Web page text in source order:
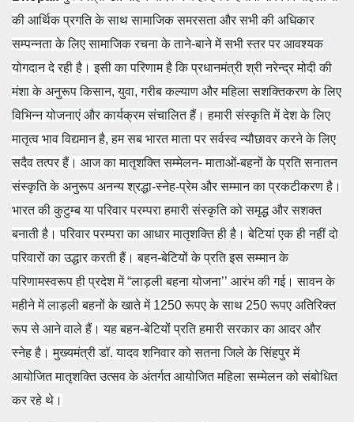
की आर्थिक प्रगति के साथ सामाजिक समरसता और सभी की अधिकार
सम्पन्नता के लिए सामाजिक रचना के ताने-बाने में सभी स्तर पर आवश्यक
योगदान दे रही है। इसी का परिणामहै कि प्रधानमंत्री श्री नरेन्द्र मोदी की
मंशा के अनुरूप किसान, युवा, गरीब कल्याण और महिला सशक्तिकरण के लिए
विभिन्न योजनाएं और कार्यक्रम संचालित हैं। हमारी संस्कृति में देश के लिए
मातृत्व भाव विद्यमान है, हम सब भारत माता पर सर्वस्व न्यौछावर करने के लिए
सदैव तत्पर हैं। आज का मातृशक्ति सम्मेलन- माताओं-बहनों के प्रति सनातन
संस्कृति के अनुरूप अनन्य श्रद्धा-स्नेह-प्रेम और सम्मान का प्रकटीकरण है।
भारत की कुटुम्ब या परिवार परम्परा हमारी संस्कृति को समृद्ध और सशक्त
बनाती है। परिवार परम्परा का आधार मातृशक्ति ही है। बेटियां एक ही नहीं दो
परिवारों का उद्धार करती हैं। बहन-बेटियों के प्रति इस सम्मान के
परिणामस्वरूप ही प्रदेश में “लाड़ली बहना योजना’’ आरंभ की गई। सावन के
महीने में लाड़ली बहनों के खाते में 1250 रूपए के साथ 250 रूपए अतिरिक्त
रूप से आने वाले हैं। यह बहन-बेटियों प्रति हमारी सरकार का आदर और
स्नेह है। मुख्यमंत्री डॉ. यादव शनिवार को सतना जिले के सिंहपुर में
आयोजित मातृशक्ति उत्सव के अंतर्गत आयोजित महिला सम्मेलन को संबोधित
कर रहे थे।